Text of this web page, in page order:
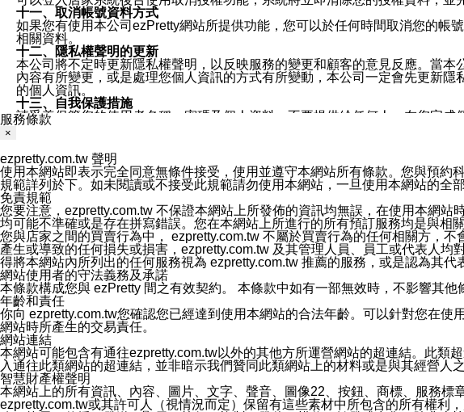
十一、取消帳號資料方式
如果您有使用本公司ezPretty網站所提供功能，您可以於任何時間取消您的帳
相關資料。
十二、隱私權聲明的更新
本公司將不定時更新隱私權聲明，以反映服務的變更和顧客的意見反應。當
內容有所變更，或是處理您個人資訊的方式有所變動，本公司一定會先更新
的個人資訊。
十三、自我保護措施
請妥善保管您的使用者名稱、密碼及個人資料，不要提供給任何人。在您完
窗，以防止他人讀取您的個人資料、信件或進入所機關管理區。
您同意本公司網站，透過您所提供的郵件地址與您取得聯絡並傳送或宣傳本
停止接收這些資料或電子郵件。
十五、訊息通知
本公司/本服務將以通知型訊息傳送重要訊息給您。即使未加入本公司/本服務
本公司/本服務傳送之通知型訊息以對您有效且重要的訊息為限，以廣告或其
1.LINE 帳號設定的電話號碼與本公司/本服務所傳來的電話號碼比對相符。
2.該 LINE 帳號已在 LINE APP 設定中，同意接收通知型訊息。
3.LINE 帳號未封鎖傳送訊息之 LINE 官方帳號。
欲變更通知型訊息的設定，操作如下：
1.點選「主頁」＞「設定」
2.點選「隱私設定」
3.點選「提供使用資料」
4.點選「LINE通知型訊息」
5.開關「接收LINE通知型訊息」
❗️關閉「接收通知型訊息」後，將不會接收到來自任何企業官方帳號或認證官方
服務條款
×
ezpretty.com.tw 聲明
使用本網站即表示完全同意無條件接受，使用並遵守本網站所有條款。您與預約
規範詳列於下。如未閱讀或不接受此規範請勿使用本網站，一旦使用本網站的全
免責規範
您要注意，ezpretty.com.tw 不保證本網站上所發佈的資訊均無誤，在使用本網
均可能不準確或是存在拼寫錯誤。您在本網站上所進行的所有預訂服務均是與相
您與店家之間的買賣行為中， ezpretty.com.tw 不屬於買賣行為的任何相關方，
產生或導致的任何損失或損害，ezpretty.com.tw 及其管理人員、員工或代表人
得將本網站內所列出的任何服務視為 ezpretty.com.tw 推薦的服務，或是認為其
網站使用者的守法義務及承諾
本條款構成您與 ezPretty 間之有效契約。 本條款中如有一部無效時，不影響其
年齡和責任
你向 ezpretty.com.tw您確認您已經達到使用本網站的合法年齡。可以針對您在
網站時所產生的交易責任。
網站連結
本網站可能包含有通往ezpretty.com.tw以外的其他方所運營網站的超連結。此類
入通往此類網站的超連結，並非暗示我們贊同此類網站上的材料或是與其經營人
智慧財產權聲明
本網站上的所有資訊、內容、圖片、文字、聲音、圖像22、按鈕、商標、服務
ezpretty.com.tw或其許可人（視情況而定）保留有這些素材中所包含的所有權